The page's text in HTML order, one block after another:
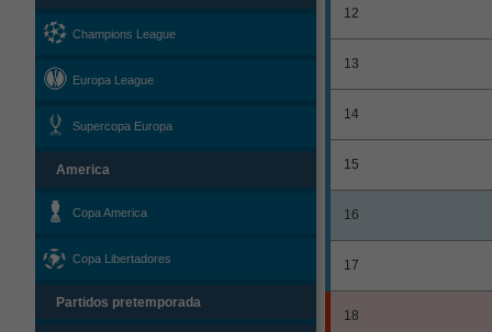
Champions League
Europa League
Supercopa Europa
America
Copa America
Copa Libertadores
Partidos pretemporada
12
13
14
15
16
17
18